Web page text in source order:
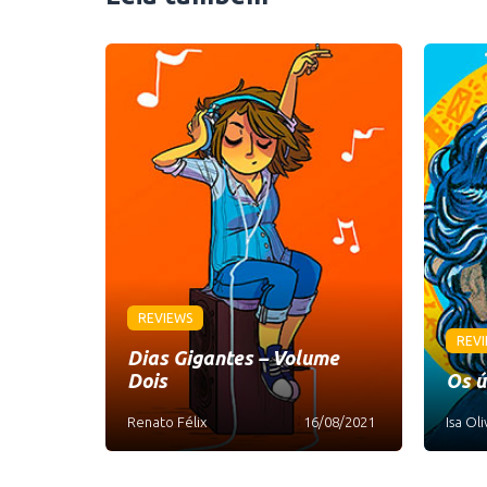
REVIEWS
Dias Gigantes – Volume
Dois
Renato Félix 16/08/2021
Os
Isa